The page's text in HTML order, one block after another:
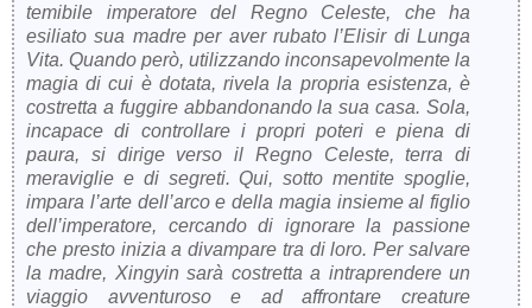
temibile imperatore del Regno Celeste, che ha
esiliato sua madre per aver rubato l’Elisir di Lunga
Vita. Quando però, utilizzando inconsapevolmente la
magia di cui è dotata, rivela la propria esistenza, è
costretta a fuggire abbandonando la sua casa. Sola,
incapace di controllare i propri poteri e piena di
paura, si dirige verso il Regno Celeste, terra di
meraviglie e di segreti. Qui, sotto mentite spoglie,
impara l’arte dell’arco e della magia insieme al figlio
dell’imperatore, cercando di ignorare la passione
che presto inizia a divampare tra di loro. Per salvare
la madre, Xingyin sarà costretta a intraprendere un
viaggio avventuroso e ad affrontare creature